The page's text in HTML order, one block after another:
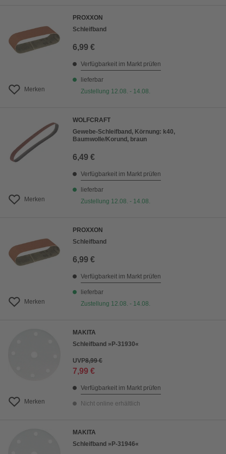
Merken
PROXXON
Schleifband
6,99 €
Verfügbarkeit im Markt prüfen
lieferbar
Zustellung 12.08. - 14.08.
Merken
WOLFCRAFT
Gewebe-Schleifband, Körnung: k40,
Baumwolle/Korund, braun
6,49 €
Verfügbarkeit im Markt prüfen
lieferbar
Zustellung 12.08. - 14.08.
Merken
PROXXON
Schleifband
6,99 €
Verfügbarkeit im Markt prüfen
lieferbar
Zustellung 12.08. - 14.08.
Merken
MAKITA
Schleifband »P-31930«
UVP8,99 €
7,99 €
Verfügbarkeit im Markt prüfen
Nicht online erhältlich
MAKITA
Schleifband »P-31946«